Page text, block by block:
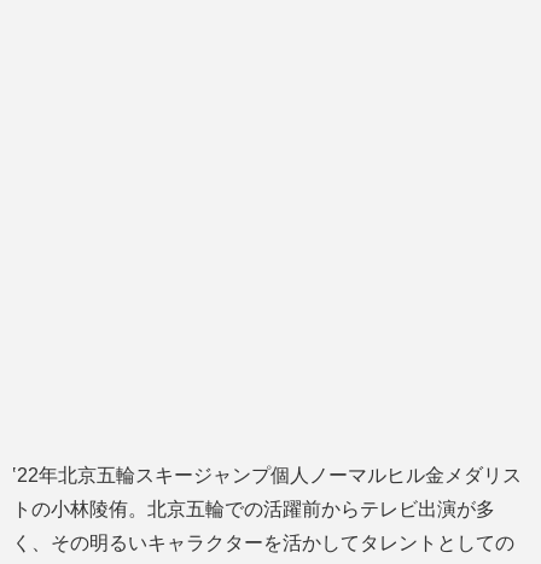
‛22年北京五輪スキージャンプ個人ノーマルヒル金メダリス
トの小林陵侑。北京五輪での活躍前からテレビ出演が多
く、その明るいキャラクターを活かしてタレントとしての